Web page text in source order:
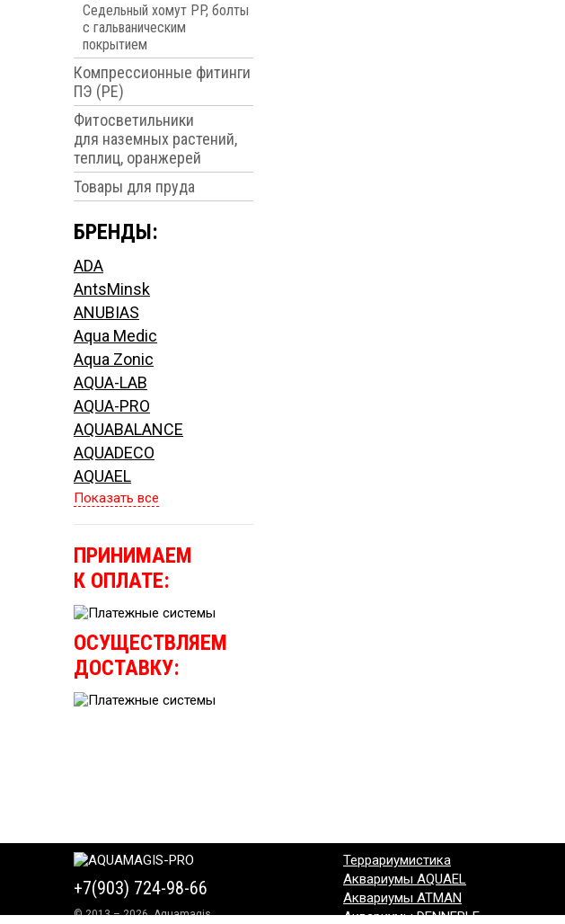
Седельный хомут PP, болты
с гальваническим
покрытием
Компрессионные фитинги
ПЭ (PE)
Фитосветильники
для наземных растений,
теплиц, оранжерей
Товары для пруда
БРЕНДЫ:
ADA
AntsMinsk
ANUBIAS
Aqua Medic
Aqua Zonic
AQUA-LAB
AQUA-PRO
AQUABALANCE
AQUADECO
AQUAEL
Показать все
ПРИНИМАЕМ
К ОПЛАТЕ:
ОСУЩЕСТВЛЯЕМ
ДОСТАВКУ:
+7(903) 724-98-66
© 2013 – 2026, Aquamagis
Террариумистика
Аквариумы AQUAEL
Аквариумы ATMAN
Аквариумы DENNERLE